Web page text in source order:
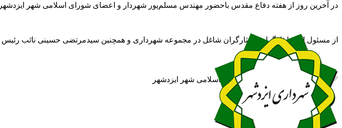
در آخرین روز از هفته دفاع مقدس باحضور مهندس مسلم‌پور شهردار و اعضای شورای اسلامی شهر
از مسئول امور ایثارگران و ایثارگران شاغل در مجموعه شهرداری و همچنین سیدمرتضی حسینی نائب
✅ روابط عمومی شهرداری و شورای اسلامی شهر ایزدشهر